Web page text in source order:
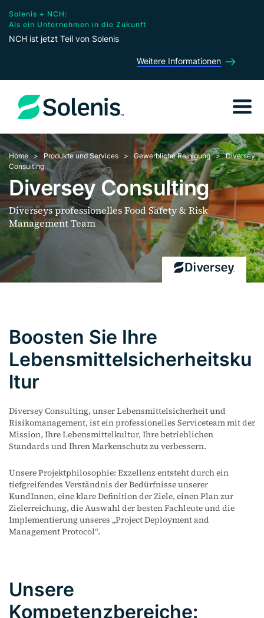
Solenis + NCH:
Als ein Unternehmen in die Zukunft
NCH ist jetzt Teil von Solenis
Weitere Informationen
Home Produkte und Services Gewerbliche Reinigung
Diversey
Consulting
Diversey Consulting
Diverseys professionelles Food Safety & Risk
Management Team
Boosten Sie Ihre
Lebensmittelsicherheitsku
ltur
Diversey Consulting, unser Lebensmittelsicherheit und
Risikomanagement, ist ein professionelles Serviceteam mit der
Mission, Ihre Lebensmittelkultur, Ihre betrieblichen
Standards und Ihren Markenschutz zu verbessern.
Unsere Projektphilosophie: Exzellenz entsteht durch ein
tiefgreifendes Verständnis der Bedürfnisse unserer
KundInnen, eine klare Definition der Ziele, einen Plan zur
Zielerreichung, die Auswahl der besten Fachleute und die
Implementierung unseres „Project Deployment and
Management Protocol“.
Unsere
Kompetenzbereiche: